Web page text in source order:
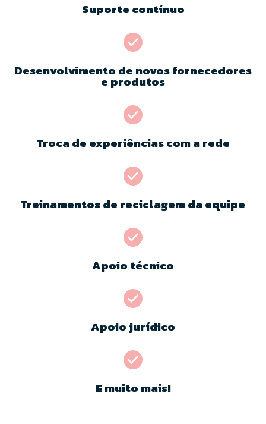
Suporte contínuo
Desenvolvimento de novos fornecedores
e produtos
Troca de experiências com a rede
Treinamentos de reciclagem da equipe
Apoio técnico
Apoio jurídico
E muito mais!